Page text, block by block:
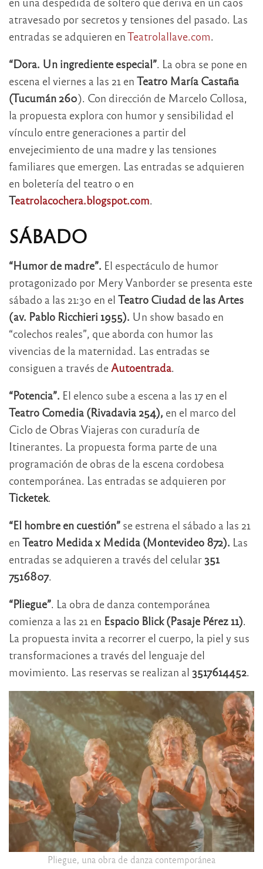
atravesado por secretos y tensiones del pasado. Las
entradas se adquieren enTeatrolallave.com.
“Dora. Un ingrediente especial”. La obra se pone en
escena el viernes a las 21 en Teatro María Castaña
(Tucumán 260). Con dirección de Marcelo Collosa,
la propuesta explora con humor y sensibilidad el
vínculo entre generaciones a partir del
envejecimiento de una madre y las tensiones
familiares que emergen. Las entradas se adquieren
en boletería del teatro o en
Teatrolacochera.blogspot.com.
SÁBADO
“Humor de madre”. El espectáculo de humor
protagonizado por Mery Vanborder se presenta este
sábado a las 21:30 en el Teatro Ciudad de las Artes
(av. Pablo Ricchieri 1955). Un show basado en
“colechos reales”, que aborda con humor las
vivencias de la maternidad. Las entradas se
consiguen a través de Autoentrada.
“Potencia”. El elenco sube a escena a las 17 en el
Teatro Comedia (Rivadavia 254), en el marco del
Ciclo de Obras Viajeras con curaduría de
Itinerantes. La propuesta forma parte de una
programación de obras de la escena cordobesa
contemporánea. Las entradas se adquieren por
Ticketek.
“El hombre en cuestión” se estrena el sábado a las 21
en Teatro Medida x Medida (Montevideo 872). Las
entradas se adquieren a través del celular 351
7516807.
“Pliegue”. La obra de danza contemporánea
comienza a las 21 en Espacio Blick (Pasaje Pérez 11).
La propuesta invita a recorrer el cuerpo, la piel y sus
transformaciones a través del lenguaje del
movimiento. Las reservas se realizan al 3517614452.
Pliegue, una obra de danza contemporánea